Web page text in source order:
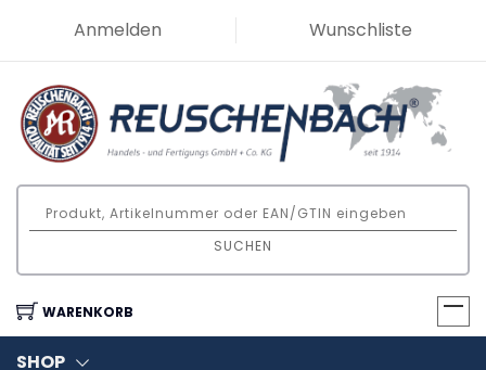
Anmelden Wunschliste
SUCHEN
WARENKORB
SHOP